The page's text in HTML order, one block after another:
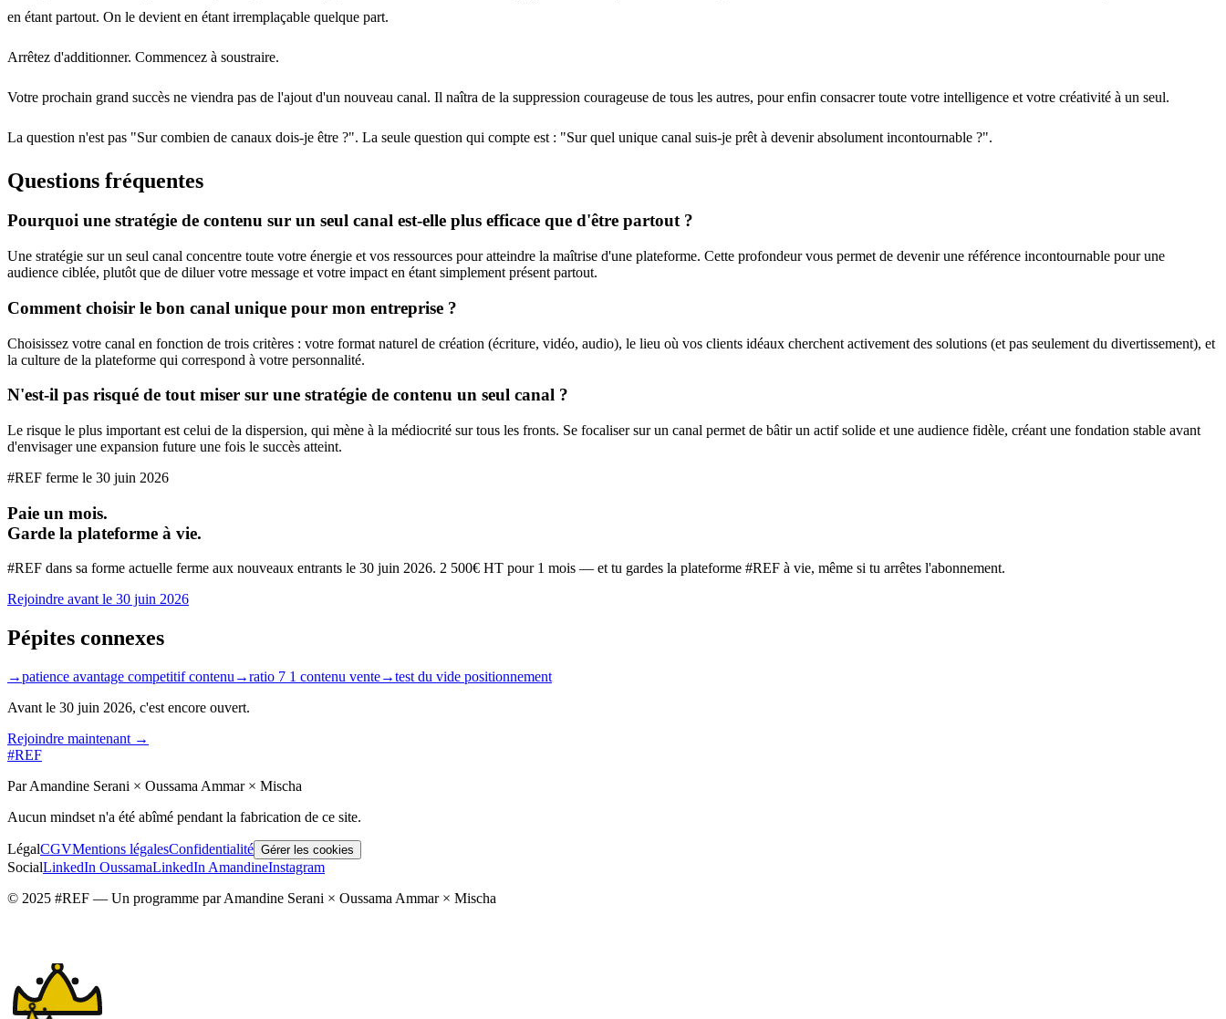
en étant partout. On le devient en étant irremplaçable quelque part.
Arrêtez d'additionner. Commencez à soustraire.
Votre prochain grand succès ne viendra pas de l'ajout d'un nouveau canal. Il naîtra de la suppression courageuse de tous les autres, pour enfin consacrer toute votre intelligence et votre créativité à un seul.
La question n'est pas "Sur combien de canaux dois-je être ?". La seule question qui compte est : "Sur quel unique canal suis-je prêt à devenir absolument incontournable ?".
Questions fréquentes
Pourquoi une stratégie de contenu sur un seul canal est-elle plus efficace que d'être partout ?
Une stratégie sur un seul canal concentre toute votre énergie et vos ressources pour atteindre la maîtrise d'une plateforme. Cette profondeur vous permet de devenir une référence incontournable pour une
audience ciblée, plutôt que de diluer votre message et votre impact en étant simplement présent partout.
Comment choisir le bon canal unique pour mon entreprise ?
Choisissez votre canal en fonction de trois critères : votre format naturel de création (écriture, vidéo, audio), le lieu où vos clients idéaux cherchent activement des solutions (et pas seulement du divertissement), et
la culture de la plateforme qui correspond à votre personnalité.
N'est-il pas risqué de tout miser sur une stratégie de contenu un seul canal ?
Le risque le plus important est celui de la dispersion, qui mène à la médiocrité sur tous les fronts. Se focaliser sur un canal permet de bâtir un actif solide et une audience fidèle, créant une fondation stable avant
d'envisager une expansion future une fois le succès atteint.
#REF ferme le 30 juin 2026
Paie un mois.
Garde la plateforme à vie.
#REF dans sa forme actuelle ferme aux nouveaux entrants le 30 juin 2026. 2 500€ HT pour 1 mois — et tu gardes la plateforme #REF à vie, même si tu arrêtes l'abonnement.
Rejoindre avant le 30 juin 2026
Pépites connexes
→patience avantage competitif contenu →ratio 7 1 contenu vente→test du vide positionnement
Avant le 30 juin 2026, c'est encore ouvert.
Rejoindre maintenant →
#REF
Par Amandine Serani × Oussama Ammar × Mischa
Aucun mindset n'a été abîmé pendant la fabrication de ce site.
LégalCGVMentions légalesConfidentialité Gérer les cookies
SocialLinkedIn OussamaLinkedIn AmandineInstagram
© 2025 #REF — Un programme par Amandine Serani × Oussama Ammar × Mischa